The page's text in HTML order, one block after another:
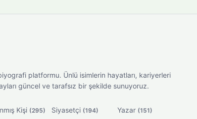
platformu. Ünlü isimlerin hayatları, kariyerleri
güncel ve tarafsız bir şekilde sunuyoruz.
Kişi (295) Siyasetçi (194) Yazar (151)